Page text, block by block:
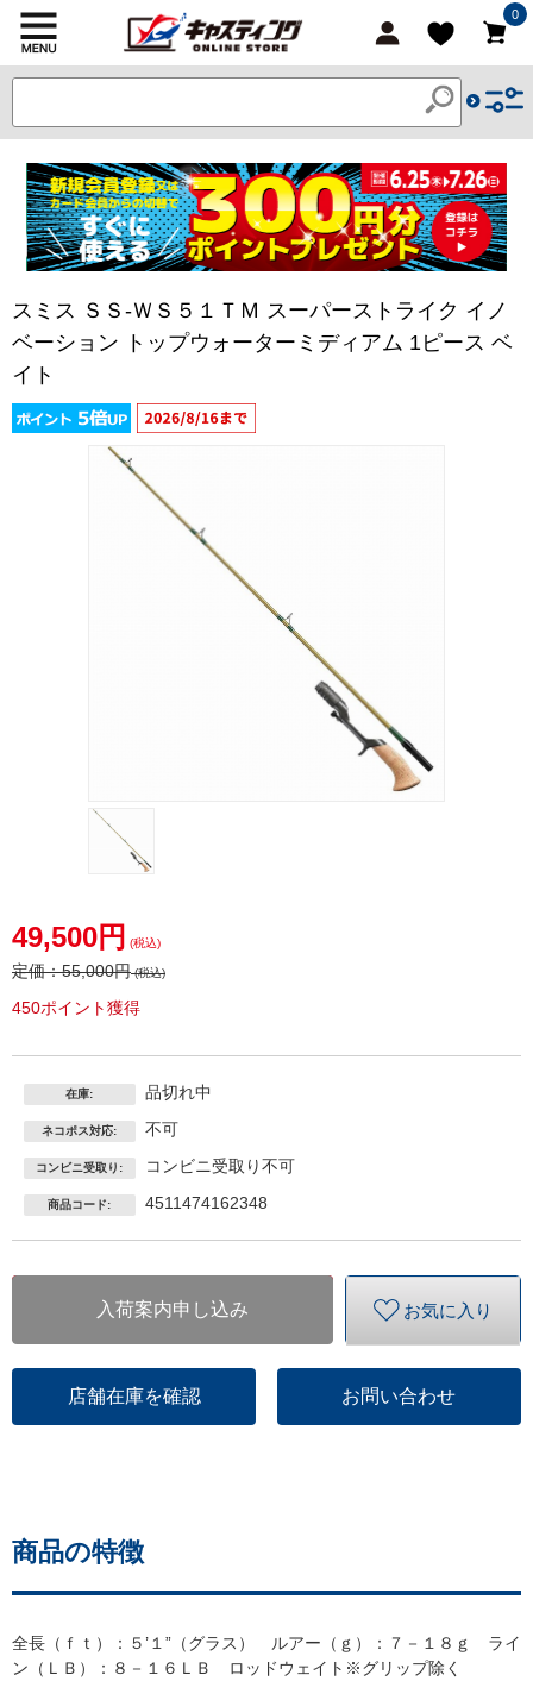
0
スミス ＳＳ-ＷＳ５１ＴＭ スーパーストライク イノ
ベーション トップウォーターミディアム 1ピース ベ
イト
49,500円 (税込)
定価：55,000円(税込)
450ポイント獲得
在庫: 品切れ中
ネコポス対応: 不可
コンビニ受取り: コンビニ受取り不可
商品コード: 4511474162348
入荷案内申し込み お気に入り
店舗在庫を確認 お問い合わせ
商品の特徴
全長（ｆｔ）：５’１”（グラス） ルアー（ｇ）：７－１８ｇ ライ
ン（ＬＢ）：８－１６ＬＢ ロッドウェイト※グリップ除く